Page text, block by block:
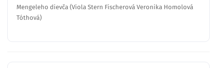
Mengeleho dievča (Viola Stern Fischerová Veronika Homolová
Tóthová)